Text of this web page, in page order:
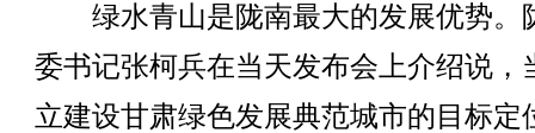
绿水青山是陇南最大的发展优势。
委书记张柯兵在当天发布会上介绍说，
立建设甘肃绿色发展典范城市的目标定